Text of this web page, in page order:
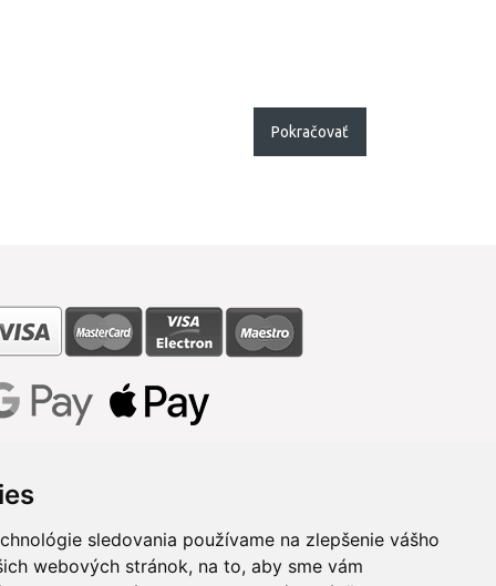
sledovania používame na zlepšenie vášho
webových stránok, na to, aby sme vám
Pokračovať